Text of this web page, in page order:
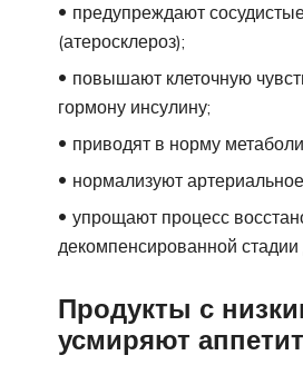
предупреждают
(атеросклероз);
повышают клеточную
гормону инсулину;
приводят в норму
нормализуют
упрощают процесс
декомпенсированной стадии
Продукты с
усмиряют аппетит